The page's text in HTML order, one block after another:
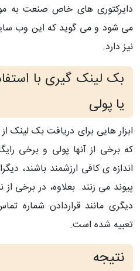
دایرکتوری های خاص صنعت به
می شود و می گوید که این وب
نیز دارد.
بک لینک گیری با
یا پولی
ابزار هایی برای دریافت بک لینک
که برخی از آنها پولی و برخی
اندازه ی کافی ارزشمند باشند،
پیوند می زنند. بعلاوه، در برخی
دیگری مانند قراردادن شماره
تعبیه شده است.
نتیجه